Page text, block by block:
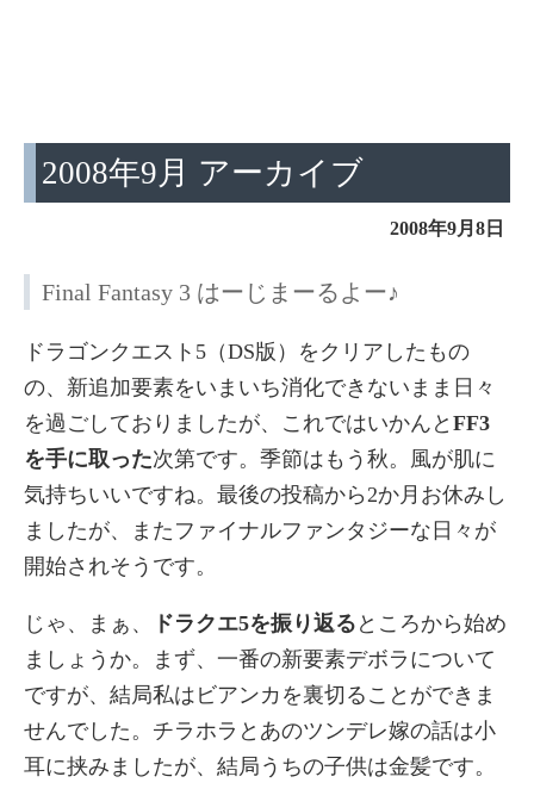
2008年9月 アーカイブ
2008年9月8日
Final Fantasy 3 はーじまーるよー♪
ドラゴンクエスト5（DS版）をクリアしたもの
の、新追加要素をいまいち消化できないまま日々
を過ごしておりましたが、これではいかんと FF3
を手に取った次第です。季節はもう秋。風が肌に
気持ちいいですね。最後の投稿から2か月お休みし
ましたが、またファイナルファンタジーな日々が
開始されそうです。
じゃ、まぁ、 ドラクエ5を振り返る ところから始め
ましょうか。まず、一番の新要素デボラについて
ですが、結局私はビアンカを裏切ることができま
せんでした。チラホラとあのツンデレ嫁の話は小
耳に挟みましたが、結局うちの子供は金髪です。